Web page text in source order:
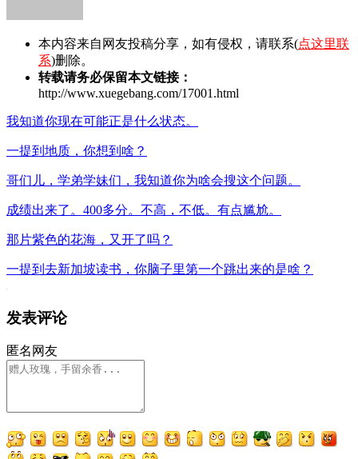
本内容来自网友投稿分享，如有侵权，请联系(点这里联
系)删除。
转载请务必保留本文链接：
http://www.xuegebang.com/17001.html
我知道你现在可能正是什么状态。
一提到地质，你想到啥？
哥们儿，学弟学妹们，我知道你为啥会搜这个问题。
成绩出来了。400多分。不高，不低。有点尴尬。
那片紫色的花海，又开了吗？
一提到去新加坡读书，你脑子里第一个跳出来的是啥？
发表评论
匿名网友